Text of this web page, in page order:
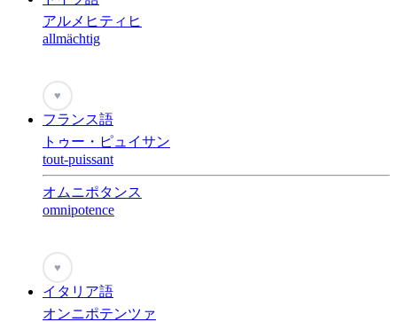
アルメヒティヒ
allmächtig
♥
フランス語
トゥー・ピュイサン
tout-puissant
オムニポタンス
omnipotence
♥
イタリア語
オンニポテンツァ